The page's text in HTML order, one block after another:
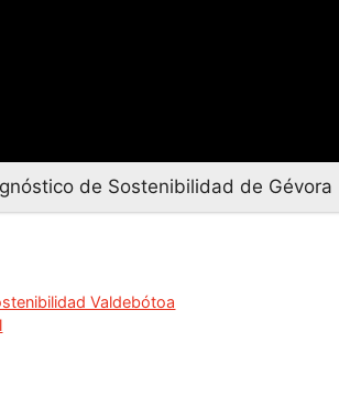
de Sostenibilidad de Gévora
Valdebótoa